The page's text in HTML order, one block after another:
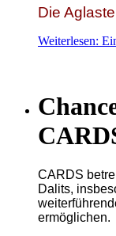
Die
Weiterlesen:
CARDS
Dalits,
ermöglichen.